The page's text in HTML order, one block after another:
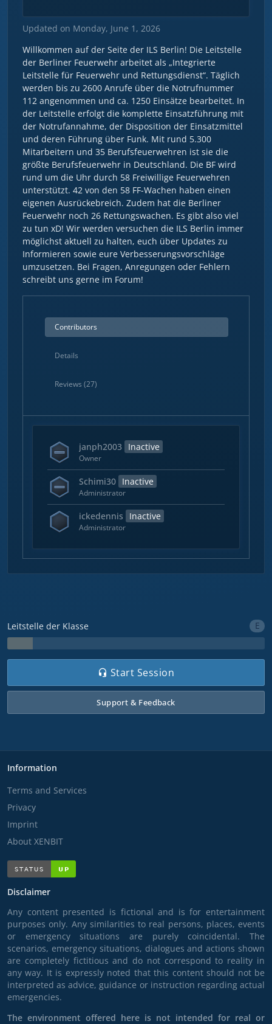
Updated on Monday, June 1, 2026
Willkommen auf der Seite der ILS Berlin! Die Leitstelle
der Berliner Feuerwehr arbeitet als „Integrierte
Leitstelle für Feuerwehr und Rettungsdienst“. Täglich
werden bis zu 2600 Anrufe über die Notrufnummer
112 angenommen und ca. 1250 Einsätze bearbeitet. In
der Leitstelle erfolgt die komplette Einsatzführung mit
der Notrufannahme, der Disposition der Einsatzmittel
und deren Führung über Funk. Mit rund 5.300
Mitarbeitern und 35 Berufsfeuerwehren ist sie die
größte Berufsfeuerwehr in Deutschland. Die BF wird
rund um die Uhr durch 58 Freiwillige Feuerwehren
unterstützt. 42 von den 58 FF-Wachen haben einen
eigenen Ausrückebreich. Zudem hat die Berliner
Feuerwehr noch 26 Rettungswachen. Es gibt also viel
zu tun xD! Wir werden versuchen die ILS Berlin immer
möglichst aktuell zu halten, euch über Updates zu
Informieren sowie eure Verbesserungsvorschläge
umzusetzen. Bei Fragen, Anregungen oder Fehlern
schreibt uns gerne im Forum!
Contributors
Details
Reviews (27)
janph2003 Inactive
Owner
Schimi30 Inactive
Administrator
ickedennis Inactive
Administrator
Leitstelle der Klasse E
Start Session
Support & Feedback
Information
Terms and Services
Privacy
Imprint
About XENBIT
Disclaimer
Any content presented is fictional and is for entertainment
purposes only. Any similarities to real persons, places, events
or emergency situations are purely coincidental. The
scenarios, emergency situations, dialogues and actions shown
are completely fictitious and do not correspond to reality in
any way. It is expressly noted that this content should not be
interpreted as advice, guidance or instruction regarding actual
emergencies.
The environment offered here is not intended for real or